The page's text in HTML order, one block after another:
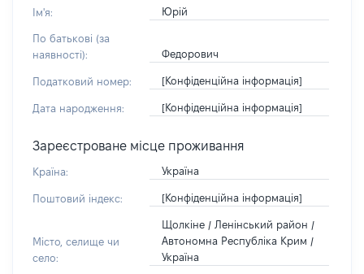
Ім'я: Юрій
По батькові (за
наявності):
Федорович
Податковий номер: [Конфіденційна інформація]
Дата народження: [Конфіденційна інформація]
Зареєстроване місце проживання
Країна: Україна
Поштовий індекс: [Конфіденційна інформація]
Місто, селище чи
село:
Щолкіне / Ленінський район /
Автономна Республіка Крим /
Україна